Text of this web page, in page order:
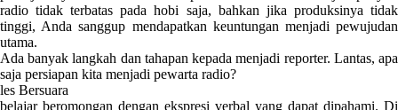
radio tidak terbatas pada hobi saja, bahkan jika produksinya tidak
tinggi, Anda sanggup mendapatkan keuntungan menjadi pewujudan
utama.
Ada banyak langkah dan tahapan kepada menjadi reporter. Lantas, apa
saja persiapan kita menjadi pewarta radio?
les Bersuara
belajar beromongan dengan ekspresi verbal yang dapat dipahami. Di